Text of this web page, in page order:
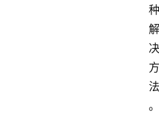
种
解
决
方
法
。